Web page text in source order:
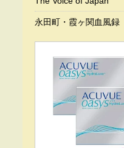
永田町・霞ヶ関血風録